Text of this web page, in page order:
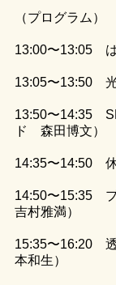
（プログラム）
13:00〜13:05
13:05〜13:50
13:50〜14:35
ド 森田博文）
14:35〜14:50
14:50〜15:35
吉村雅満）
15:35〜16:20
本和生）